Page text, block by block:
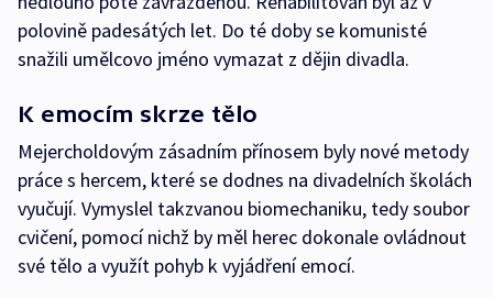
polovině padesátých let. Do té doby se komunisté
snažili umělcovo jméno vymazat z dějin divadla.
K emocím skrze tělo
Mejercholdovým zásadním přínosem byly nové metody
práce s hercem, které se dodnes na divadelních školách
vyučují. Vymyslel takzvanou biomechaniku, tedy soubor
cvičení, pomocí nichž by měl herec dokonale ovládnout
své tělo a využít pohyb k vyjádření emocí.